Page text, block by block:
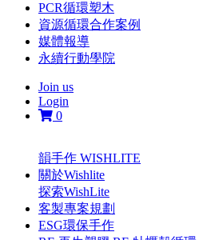
PCR循環塑木
資源循環合作案例
媒體報導
永續行動學院
Join us
Login
0
韻手作 WISHLITE
關於Wishlite
探索WishLite
客製專案規劃
ESG環保手作